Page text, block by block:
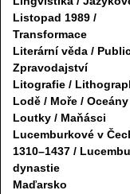
Listopad 1989 /
Transformace
Literární věda /
Zpravodajství
Litografie /
Lodě / Moře / Oceány
Loutky / Maňásci
Lucemburkové v
1310–1437 /
dynastie
Maďarsko